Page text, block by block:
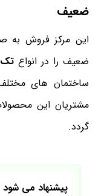
ضعیف
این مرکز فروش به
ضعیف را در انواعتک
ساختمان های
مشتریان این
گردد.
پیشنهاد می